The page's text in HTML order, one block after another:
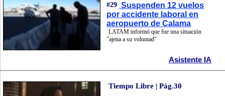
#29 Suspenden 12 vuelos
por accidente laboral en
aeropuerto de Calama
LATAM informó que fue una situación
"ajena a su voluntad"
Asistente IA
Tiempo Libre | Pág.30